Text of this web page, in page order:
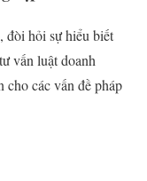
đòi hỏi sự hiểu biết
vấn luật doanh
cho các vấn đề pháp